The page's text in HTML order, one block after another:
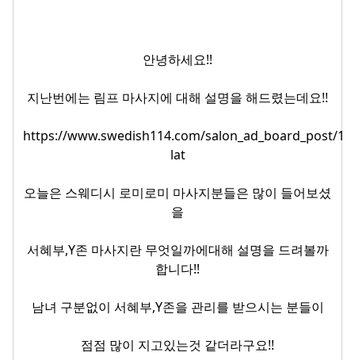
안녕하세요!!
지난번에는 림프 마사지에 대해 설명을 해드렸는데요!!
https://www.swedish114.com/salon_ad_board_post/
lat
오늘은 스웨디시 로미로미 마사지분들은 많이 들어보셨
을
서혜부,Y존 마사지란 무엇일까에대해 설명을 드려볼까
합니다!!
남녀 구분없이 서혜부,Y존을 관리를 받으시는 분들이
점점 많이 지고있는것 같더라구요!!